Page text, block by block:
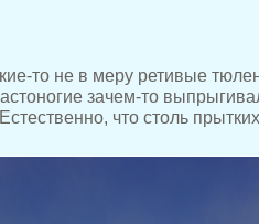
то не в меру ретивые
зачем-то
что столь